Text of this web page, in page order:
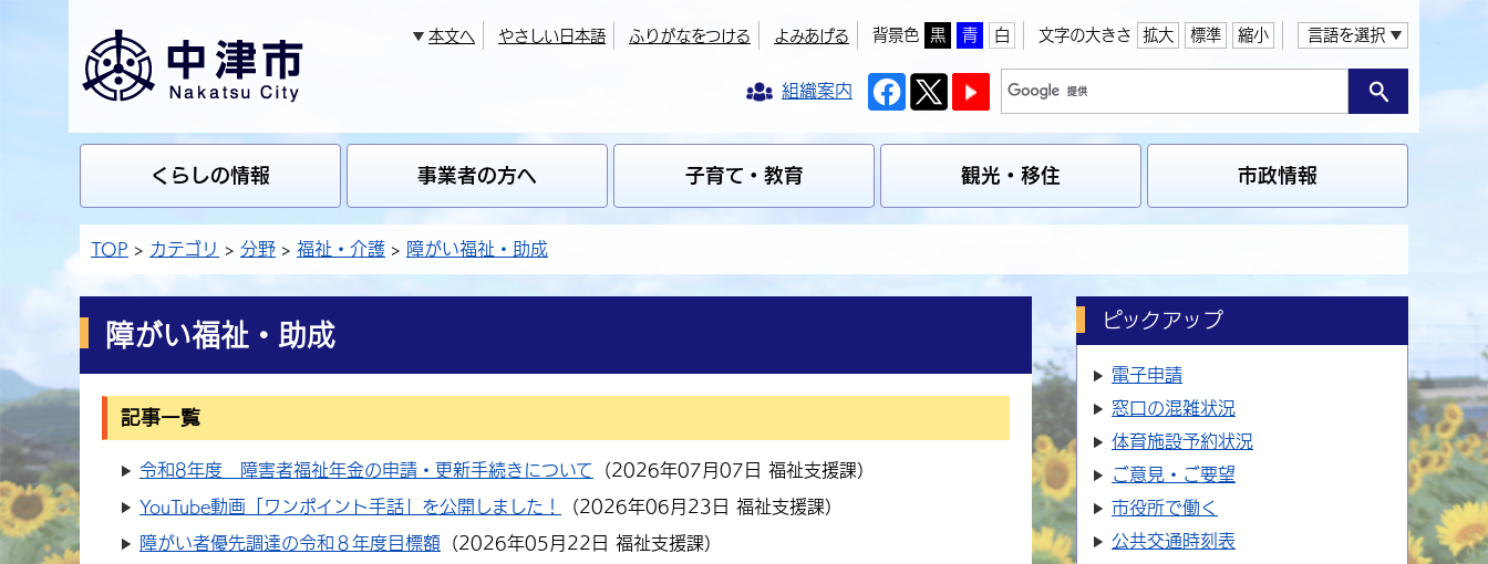
本文へ やさしい日本語 ふりがなをつける よみあげる 背景色 黒 青 白 文字の大きさ 拡大 標準 縮小 言語を選択
組織案内
くらしの情報 事業者の方へ 子育て・教育 観光・移住 市政情報
TOP カテゴリ 分野 福祉・介護 障がい福祉・助成
障がい福祉・助成
記事一覧
令和8年度 障害者福祉年金の申請・更新手続きについて （2026年07月07日 福祉支援課）
YouTube動画「ワンポイント手話」を公開しました！ （2026年06月23日 福祉支援課）
障がい者優先調達の令和８年度目標額 （2026年05月22日 福祉支援課）
ピックアップ
電子申請
窓口の混雑状況
体育施設予約状況
ご意見・ご要望
市役所で働く
公共交通時刻表